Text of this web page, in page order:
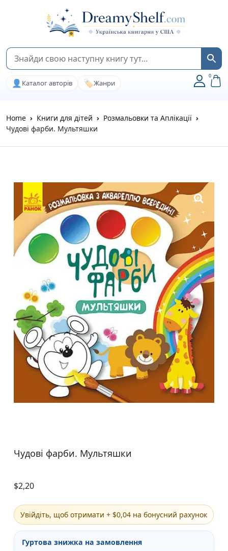
👤 Каталог авторів 🏷️Жанри
0
Home Книги для дітей
Розмальовки та Аплікації
Чудові фарби. Мультяшки
Чудові фарби. Мультяшки
$2,20
Увійдіть, щоб отримати + $0,04 на бонусний рахунок
Гуртова знижка на замовлення